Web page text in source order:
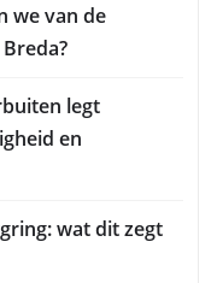
we van de
legt
en
wat dit zegt